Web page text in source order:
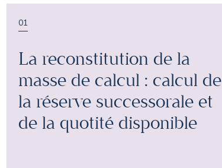
01
La reconstitution de la
masse de calcul : calcul de
la réserve successorale et
de la quotité disponible